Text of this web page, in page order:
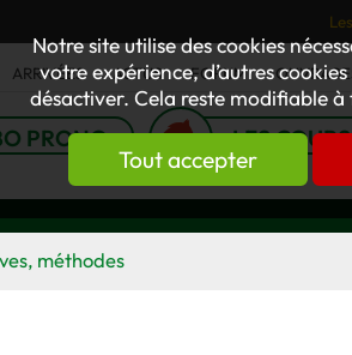
Notre site utilise des cookies
votre expérience, d’autres
désactiver. Cela reste modifiable
Tout accepter
ARRIVÉES ACTUS FORUM
PRONO LES
méthodes